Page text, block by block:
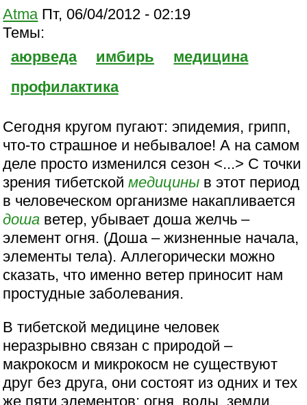
Atma Пт, 06/04/2012 - 02:19
Темы:
аюрведа
имбирь
медицина
профилактика
Сегодня кругом пугают: эпидемия, грипп,
что-то страшное и небывалое! А на самом
деле просто изменился сезон <...> С точки
зрения тибетскоймедицины в этот период
в человеческом организме накапливается
доша ветер, убывает доша желчь –
элемент огня. (Доша – жизненные начала,
элементы тела). Аллегорически можно
сказать, что именно ветер приносит нам
простудные заболевания.
В тибетской медицине человек
неразрывно связан с природой –
макрокосм и микрокосм не существуют
друг без друга, они состоят из одних и тех
же пяти элементов: огня, воды, земли,